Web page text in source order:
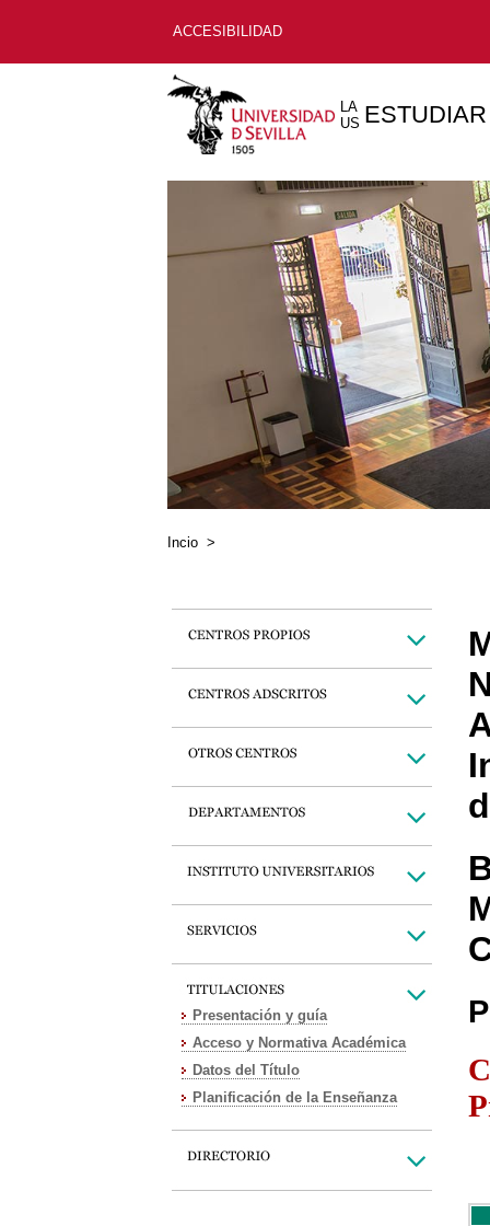
ACCESIBILIDAD
LA
US ESTUDIAR
Incio >
Presentación y guía
Acceso y Normativa Académica
Datos del Título
Planificación de la Enseñanza